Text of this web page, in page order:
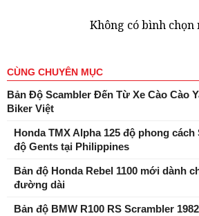
Không có bình chọn
CÙNG CHUYÊN MỤC
Bản Độ Scambler Đến Từ Xe Cào Cào
Biker Việt
Honda TMX Alpha 125 độ phong
độ Gents tại Philippines
Bản độ Honda Rebel 1100 mới dành
đường dài
Bản độ BMW R100 RS Scrambler